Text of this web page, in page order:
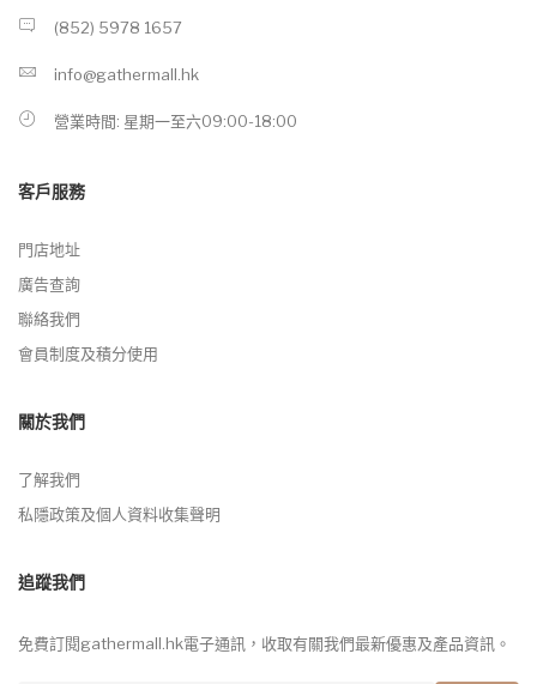
(852) 5978 1657
info@gathermall.hk
營業時間: 星期一至六09:00-18:00
客戶服務
門店地址
廣告查詢
聯絡我們
會員制度及積分使用
關於我們
了解我們
私隱政策及個人資料收集聲明
追蹤我們
免費訂閱gathermall.hk電子通訊，收取有關我們最新優惠及產品資訊。